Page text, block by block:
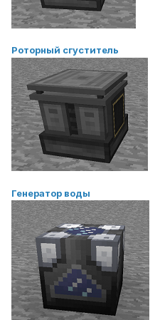
Роторный сгуститель
Генератор воды